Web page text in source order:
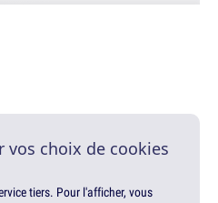
vos choix de cookies
tiers. Pour l'afficher, vous